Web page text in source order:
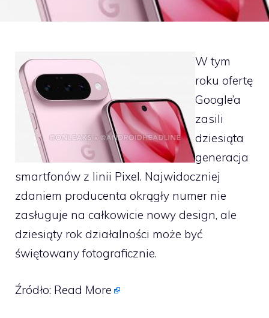
W tym
roku ofertę
Google’a
zasili
dziesiąta
generacja
smartfonów z linii Pixel. Najwidoczniej
zdaniem producenta okrągły numer nie
zasługuje na całkowicie nowy design, ale
dziesiąty rok działalności może być
świętowany fotograficznie.
Źródło: Read More